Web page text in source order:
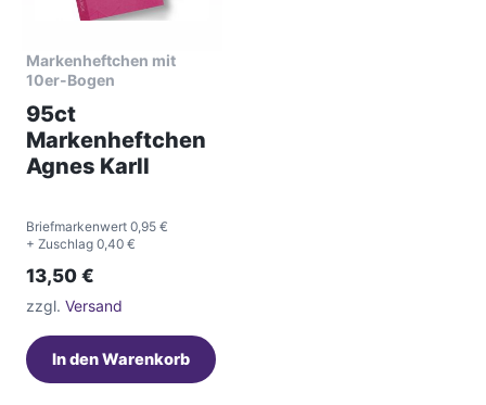
Markenheftchen mit
10er-Bogen
95ct
Markenheftchen
Agnes Karll
Briefmarkenwert 0,95 €
+ Zuschlag 0,40 €
13,50 €
zzgl. Versand
In den Warenkorb